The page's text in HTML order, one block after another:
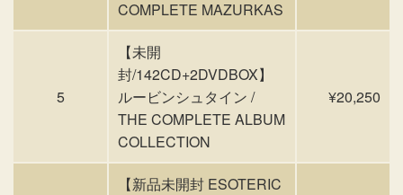
COMPLETE MAZURKAS
5
【未開
封/142CD+2DVDBOX】
ルービンシュタイン /
THE COMPLETE ALBUM
COLLECTION
¥20,250
【新品未開封 ESOTERIC